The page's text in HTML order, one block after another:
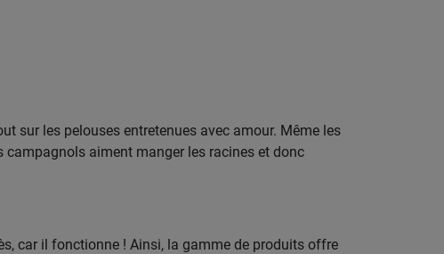
sur les pelouses entretenues avec amour. Même les
aiment manger les racines et donc
car il fonctionne ! Ainsi, la gamme de produits offre